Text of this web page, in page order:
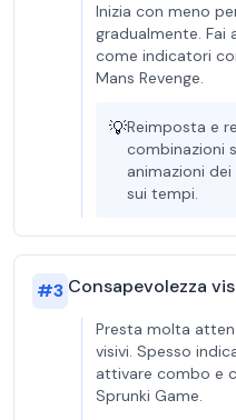
Inizia con meno
gradualmente. Fai
come indicatori
Mans Revenge.
💡Reimposta e
combinazioni
animazioni
sui tempi.
#3 Consapevolezza
Presta molta
visivi. Spesso
attivare combo e
Sprunki Game.